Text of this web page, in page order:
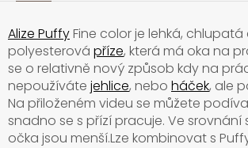
Alize PuffyFine color je lehká, chlupatá
polyesterová příze, která má oka na
se o relativně nový způsob kdy na
nepoužíváte jehlice, nebo háček, ale
Na přiloženém videu se můžete
snadno se s přízí pracuje. Ve srovnání
očka jsou menší.Lze kombinovat s